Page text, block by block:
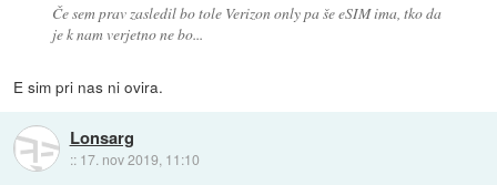
Če sem prav zasledil bo tole Verizon only pa še eSIM ima, tko da
je k nam verjetno ne bo...
E sim pri nas ni ovira.
Lonsarg
:: 17. nov 2019, 11:10